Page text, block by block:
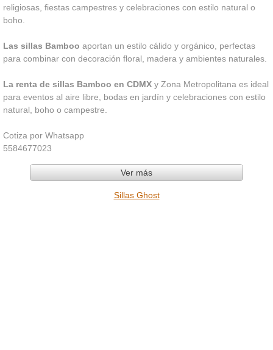
religiosas, fiestas campestres y celebraciones con estilo natural o
boho.
Las sillas Bamboo aportan un estilo cálido y orgánico, perfectas
para combinar con decoración floral, madera y ambientes naturales.
La renta de sillas Bamboo en CDMX y Zona Metropolitana es ideal
para eventos al aire libre, bodas en jardín y celebraciones con estilo
natural, boho o campestre.
Cotiza por Whatsapp
5584677023
Ver más
Sillas Ghost